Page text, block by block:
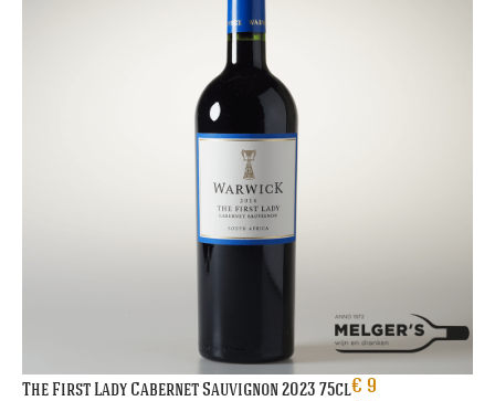
The First Lady Cabernet Sauvignon 2023 75cl€ 9